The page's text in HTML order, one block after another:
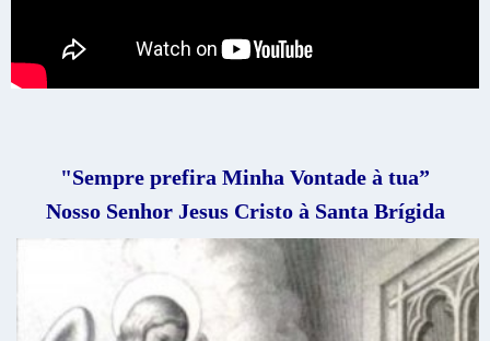
"Sempre prefira Minha Vontade à tua”
Nosso Senhor Jesus Cristo à Santa Brígida